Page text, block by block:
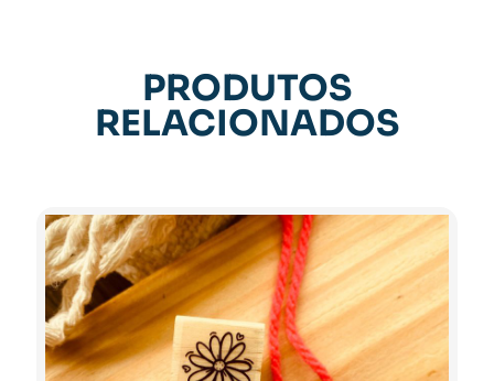
PRODUTOS
RELACIONADOS